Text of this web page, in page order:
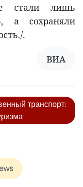
стали лишь
а сохраняли
.
ВИА
транспорт: